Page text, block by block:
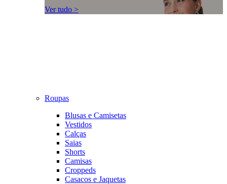
Ver tudo >
Roupas
Blusas e Camisetas
Vestidos
Calças
Saias
Shorts
Camisas
Croppeds
Casacos e Jaquetas